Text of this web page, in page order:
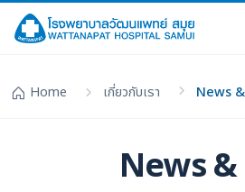
Home เกี่ยวกับเรา News
News &